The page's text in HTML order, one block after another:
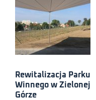
Rewitalizacja Parku
Winnego w Zielonej
Górze